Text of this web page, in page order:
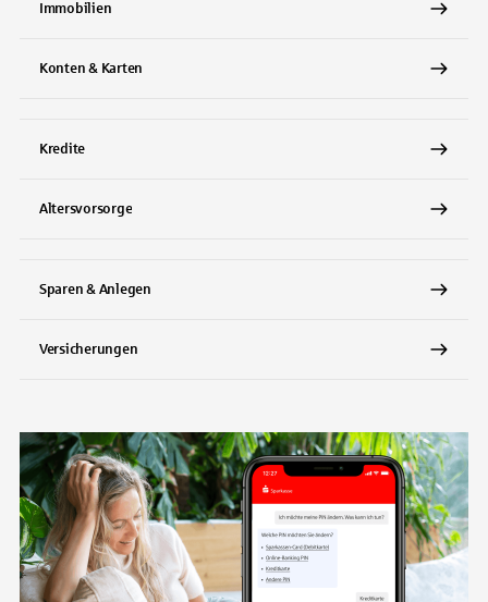
Immobilien
Konten & Karten
Kredite
Altersvorsorge
Sparen & Anlegen
Versicherungen